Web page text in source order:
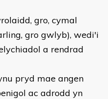
gro, cymal
gro gwlyb), wedi'i
a rendrad
pryd mae angen
ac adrodd yn